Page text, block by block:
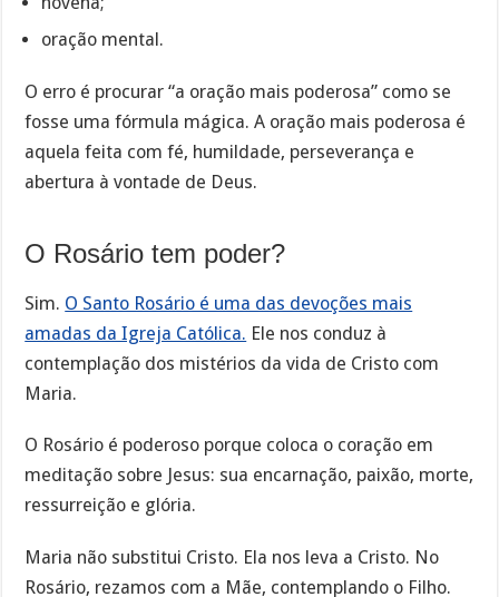
oração mental.
O erro é procurar “a oração mais poderosa” como se
fosse uma fórmula mágica. A oração mais poderosa é
aquela feita com fé, humildade, perseverança e
abertura à vontade de Deus.
O Rosário tem poder?
Sim. O Santo Rosário é uma das devoções mais
amadas da Igreja Católica. Ele nos conduz à
contemplação dos mistérios da vida de Cristo com
Maria.
O Rosário é poderoso porque coloca o coração em
meditação sobre Jesus: sua encarnação, paixão, morte,
ressurreição e glória.
Maria não substitui Cristo. Ela nos leva a Cristo. No
Rosário, rezamos com a Mãe, contemplando o Filho.